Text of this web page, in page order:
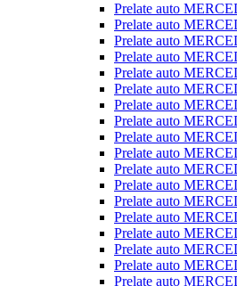
Prelate auto
Prelate auto
Prelate auto
Prelate auto
Prelate auto
Prelate auto
Prelate auto
Prelate auto
Prelate auto
Prelate auto
Prelate auto
Prelate auto
Prelate auto
Prelate auto
Prelate auto
Prelate auto
Prelate auto
Prelate auto